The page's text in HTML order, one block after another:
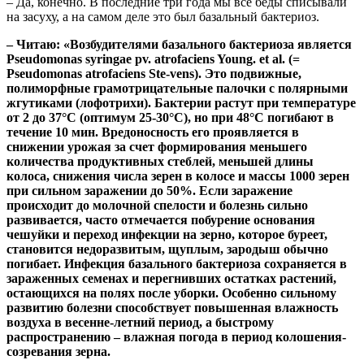
на засуху, а на самом деле это был базальный бактериоз.
– Читаю: «Возбудителями базального бактериоза является
Pseudomonas syringae pv. atrofaciens Young. et al. (=
Pseudomonas atrofaciens Ste-vens). Это подвижные,
полиморфные грамотрицательные палочки с полярными
жгутиками (лофотрихи). Бактерии растут при температуре
от 2 до 37°С (оптимум 25-30°С), но при 48°С погибают в
течение 10 мин. Вредоносность его проявляется в
снижении урожая за счет формирования меньшего
количества продуктивных стеблей, меньшей длины
колоса, снижения числа зерен в колосе и массы 1000 зерен
при сильном заражении до 50%. Если заражение
происходит до молочной спелости и болезнь сильно
развивается, часто отмечается побурение основания
чешуйки и переход инфекции на зерно, которое буреет,
становится недоразвитым, щуплым, зародыш обычно
погибает. Инфекция базального бактериоза сохраняется в
зараженных семенах и перегнивших остатках растений,
остающихся на полях после уборки. Особенно сильному
развитию болезни способствует повышенная влажность
воздуха в весенне-летний период, а быстрому
распространению – влажная погода в период колошения-
созревания зерна.